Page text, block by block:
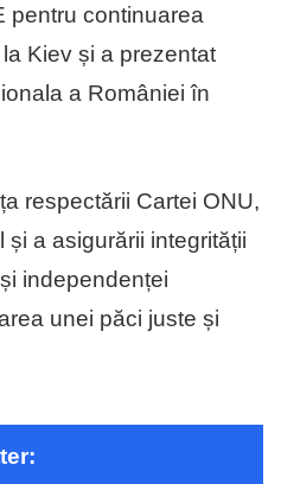
pentru continuarea
Kiev și a prezentat
a României în
respectării Cartei ONU,
a asigurării integrității
independenței
unei păci juste și